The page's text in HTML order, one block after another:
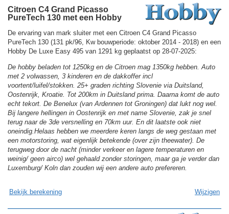
Citroen C4 Grand Picasso
PureTech 130 met een Hobby
De ervaring van mark sluiter met een Citroen C4 Grand Picasso
PureTech 130 (131 pk/96, Kw bouwperiode: oktober 2014 - 2018) en een
Hobby De Luxe Easy 495 van 1291 kg geplaatst op 28-07-2025:
De hobby beladen tot 1250kg en de Citroen mag 1350kg hebben. Auto
met 2 volwassen, 3 kinderen en de dakkoffer incl
voortent/luifel/stokken. 25+ graden richting Slovenie via Duitsland,
Oostenrijk, Kroatie. Tot 200km in Duitsland prima. Daarna komt de auto
echt tekort. De Benelux (van Ardennen tot Groningen) dat lukt nog wel.
Bij langere hellingen in Oostenrijk en met name Slovenie, zak je snel
terug naar de 3de versnelling en 70km uur. En dit laatste ook niet
oneindig.Helaas hebben we meerdere keren langs de weg gestaan met
een motorstoring, wat eigenlijk betekende (over zijn theewater). De
terugweg door de nacht (minder verkeer en lagere temperaturen en
weinig/ geen airco) wel gehaald zonder storingen, maar ga je verder dan
Luxemburg/ Koln dan zouden wij een andere auto prefereren.
Bekijk berekening Wijzigen